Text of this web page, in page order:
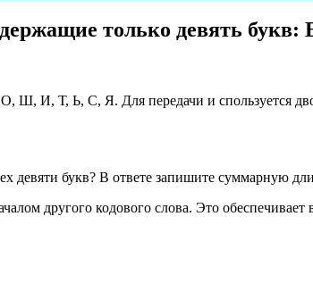
только девять
О, Ш, И, Т, Ь, С, Я. Для передачи и спользуется
девяти букв? В ответе запишите суммарную
другого кодового слова. Это